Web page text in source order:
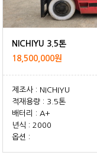
NICHIYU 3.5톤
18,500,000원
제조사 : NICHIYU
적재용량 : 3.5톤
배터리 : A+
년식 : 2000
옵션 :